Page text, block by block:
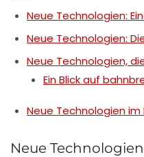
Neue Technologien:
Neue Technologien:
Neue Technologien,
Ein Blick auf
Neue Technologien im
Neue